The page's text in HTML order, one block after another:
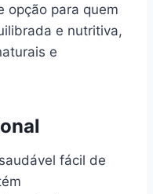
opção para quem
e nutritiva,
e
fácil de